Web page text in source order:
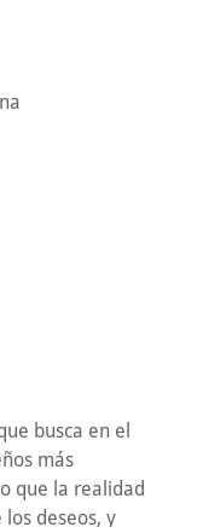
busca en el
más
que la realidad
deseos, y